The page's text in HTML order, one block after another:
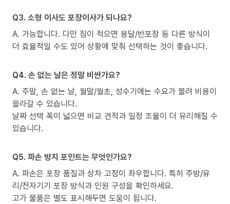
Q3. 소형 이사도 포장이사가 되나요?
A. 가능합니다. 다만 짐이 적으면 용달/반포장 등 다른 방식이
더 효율적일 수도 있어 상황에 맞춰 선택하는 것이 좋습니다.
Q4. 손 없는 날은 정말 비싼가요?
A. 주말, 손 없는 날, 월말/월초, 성수기에는 수요가 몰려 비용이
올라갈 수 있습니다.
날짜 선택 폭이 넓으면 비교 견적과 일정 조율이 더 유리해질 수
있습니다.
Q5. 파손 방지 포인트는 무엇인가요?
A. 파손은 포장 품질과 상차 고정이 좌우합니다. 특히 주방/유
리/전자기기 포장 방식과 인원 구성을 확인하세요.
고가 물품은 별도 표시해두면 도움이 됩니다.